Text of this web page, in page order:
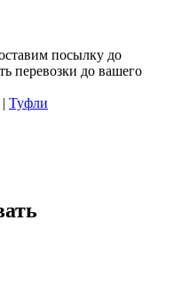
посылку до
перевозки до вашего
| Туфли